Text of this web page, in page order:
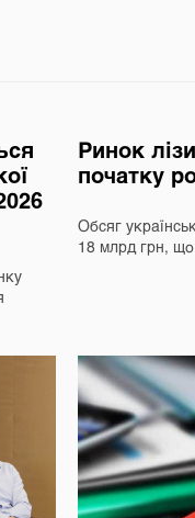
Ринок
початку
Обсяг
18 млрд грн,